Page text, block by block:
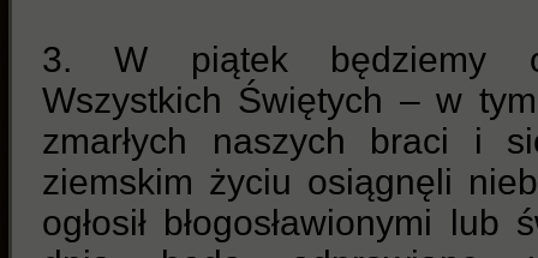
3. W piątek będziemy
Wszystkich Świętych – w
zmarłych naszych braci i
ziemskim życiu osiągnęli
ogłosił błogosławionymi